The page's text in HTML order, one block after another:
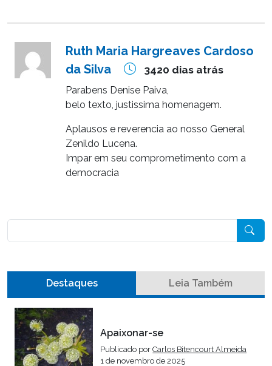
Ruth Maria Hargreaves Cardoso
da Silva
3420 dias atrás
Parabens Denise Paiva,
belo texto, justissima homenagem.
Aplausos e reverencia ao nosso General
Zenildo Lucena.
Impar em seu comprometimento com a
democracia
Destaques Leia Também
Apaixonar-se
Publicado porCarlos Bitencourt Almeida
1 de novembro de 2025